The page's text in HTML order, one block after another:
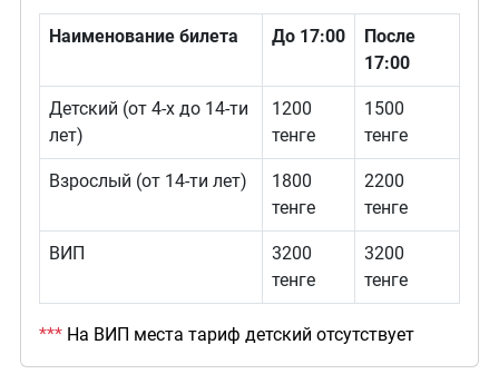
Наименование билета До 17:00
После
17:00
Детский (от 4-х до 14-ти
лет)
1200
тенге
1500
тенге
Взрослый (от 14-ти лет)
1800
тенге
2200
тенге
ВИП
3200
тенге
3200
тенге
*** На ВИП места тариф детский отсутствует